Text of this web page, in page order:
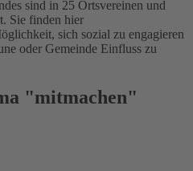
sind in 25 Ortsvereinen und
Sie finden hier
sich sozial zu engagieren
oder Gemeinde Einfluss zu
"mitmachen"